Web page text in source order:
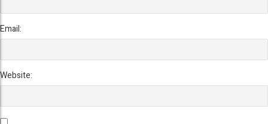
Email:
Website: